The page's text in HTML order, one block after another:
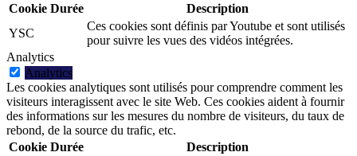
Cookie Durée
Description
YSC
Ces cookies sont définis par Youtube et sont utilisés
pour suivre les vues des vidéos intégrées.
Analytics
Analytics
Les cookies analytiques sont utilisés pour comprendre comment les
visiteurs interagissent avec le site Web. Ces cookies aident à fournir
des informations sur les mesures du nombre de visiteurs, du taux de
rebond, de la source du trafic, etc.
Cookie Durée Description